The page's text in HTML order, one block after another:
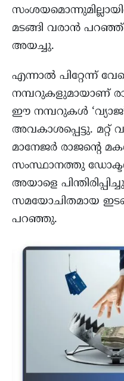
മടങ്ങി വരാൻ പറഞ്ഞ്
അയച്ചു.
എന്നാൽ പിറ്റേന്ന്
നമ്പറുകളുമായാണ്
ഈ നമ്പറുകൾ
അവകാശപ്പെട്ടു. മറ്റ്
മാനേജർ രാജന്റെ
സംസ്ഥാനത്തു
അയാളെ
സമയോചിതമായ
പറഞ്ഞു.